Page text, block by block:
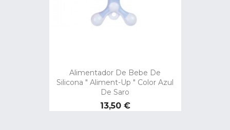
Alimentador De Bebe De
Silicona " Aliment-Up " Color Azul
De Saro
Precio
13,50 €